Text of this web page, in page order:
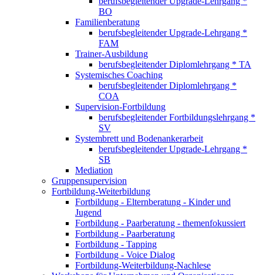
BO
Familienberatung
berufsbegleitender Upgrade-Lehrgang *
FAM
Trainer-Ausbildung
berufsbegleitender Diplomlehrgang * TA
Systemisches Coaching
berufsbegleitender Diplomlehrgang *
COA
Supervision-Fortbildung
berufsbegleitender Fortbildungslehrgang *
SV
Systembrett und Bodenankerarbeit
berufsbegleitender Upgrade-Lehrgang *
SB
Mediation
Gruppensupervision
Fortbildung-Weiterbildung
Fortbildung - Elternberatung - Kinder und
Jugend
Fortbildung - Paarberatung - themenfokussiert
Fortbildung - Paarberatung
Fortbildung - Tapping
Fortbildung - Voice Dialog
Fortbildung-Weiterbildung-Nachlese